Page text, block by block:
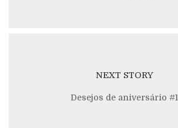
NEXT STORY
Desejos de aniversário #1